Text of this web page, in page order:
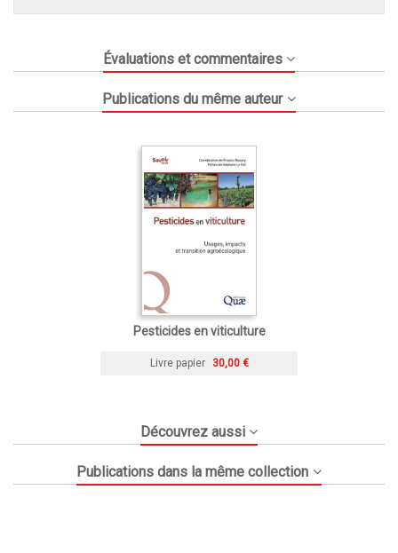
Évaluations et commentaires
Publications du même auteur
Pesticides en viticulture
Livre papier 30,00 €
Découvrez aussi
Publications dans la même collection